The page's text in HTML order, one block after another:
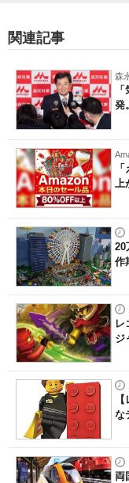
関連記事
森
発
上
20
作
レ
ジ
な
両